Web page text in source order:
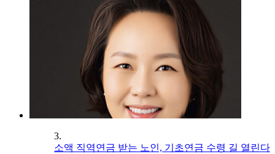
3.
소액 직역연금 받는 노인, 기초연금 수령 길 열린다